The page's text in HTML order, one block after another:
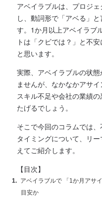
アベイラブルは、プロジ
し、動詞形で「アベる」
す。1か月以上アベイラブ
トは「クビでは？」と不
と思います。
実際、アベイラブルの状
ませんが、なかなかアサ
スキル不足や会社の業績
たげるでしょう。
そこで今回のコラムでは
タイミングについて、リ
えてご紹介します。
【目次】
アベイラブルで 「1か月アサ
目安か